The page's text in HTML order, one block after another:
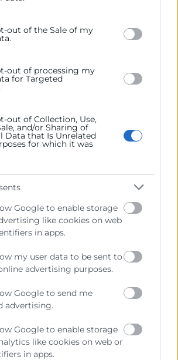
click to grant or deny consent to
in below Google consent
out of the Sale of my
out of processing my
for Targeted
out of Collection, Use,
and/or Sharing of
Data that Is Unrelated
for which it was
Google to enable storage
like cookies on web
in apps.
my user data to be sent to
advertising purposes.
Google to send me
advertising.
Google to enable storage
like cookies on web or
in apps.
una corporación de derecho público,
a las empresas.
promocionar y defender los intereses
comercio, la industria y la navegación.
competencias de carácter público
la Ley, o que puedan encomendar y
Públicas.
citricos